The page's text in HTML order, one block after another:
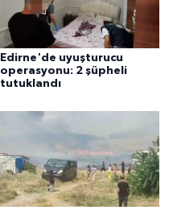
Edirne'de uyuşturucu
operasyonu: 2 şüpheli
tutuklandı